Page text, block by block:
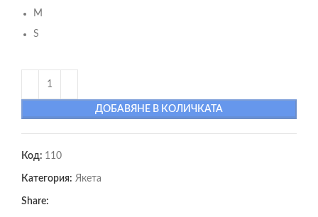
M
S
ДОБАВЯНЕ В КОЛИЧКАТА
Код: 110
Категория: Якета
Share: